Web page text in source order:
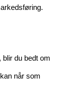
blir du bedt om
når som